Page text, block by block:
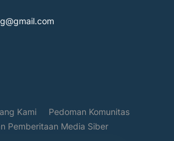
Kami
Pedoman Komunitas
Pemberitaan Media Siber